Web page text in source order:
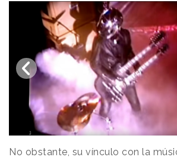
No obstante, su vínculo con la